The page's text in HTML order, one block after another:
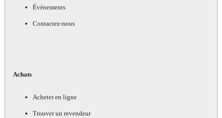
Événements
Contactez-nous
Achats
Acheter en ligne
Trouver un revendeur